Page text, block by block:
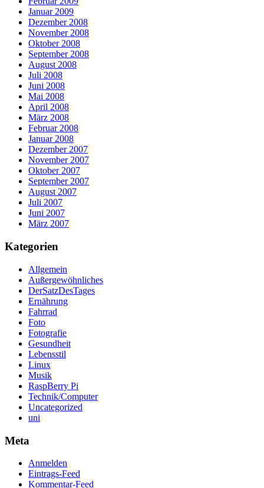
Januar 2009
Dezember 2008
November 2008
Oktober 2008
September 2008
August 2008
Juli 2008
Juni 2008
Mai 2008
April 2008
März 2008
Februar 2008
Januar 2008
Dezember 2007
November 2007
Oktober 2007
September 2007
August 2007
Juli 2007
Juni 2007
März 2007
Kategorien
Allgemein
Außergewöhnliches
DerSatzDesTages
Ernährung
Fahrrad
Foto
Fotografie
Gesundheit
Lebensstil
Linux
Musik
RaspBerry Pi
Technik/Computer
Uncategorized
uni
Meta
Anmelden
Eintrags-Feed
Kommentar-Feed